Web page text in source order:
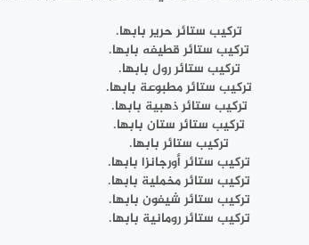
تركيب ستائر حرير بابها.
تركيب ستائر قطيفه بابها.
تركيب ستائر رول بابها.
تركيب ستائر مطبوعة بابها.
تركيب ستائر ذهبية بابها.
تركيب ستائر ستان بابها.
تركيب ستائر بابها.
تركيب ستائر أورجانزا بابها.
تركيب ستائر مخملية بابها.
تركيب ستائر شيفون بابها.
تركيب ستائر رومانية بابها.